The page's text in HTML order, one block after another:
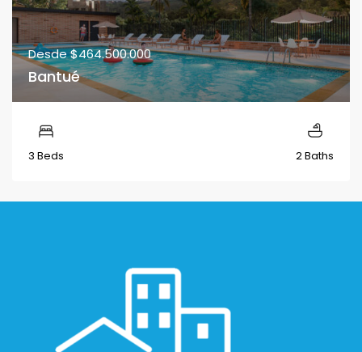
Desde$464.500.000
Bantué
3 Beds 2 Baths